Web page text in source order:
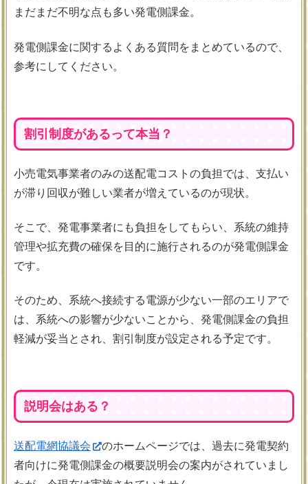
まだまだ不明な点も多い発電側課金。
発電側課金に関するよくある質問をまとめているので、
参考にしてください。
割引制度があるって本当？
小売電気事業者のみの送配電コストの負担では、支払い
が滞り回収が難しい業者が増えているのが現状。
そこで、発電事業者にも負担をしてもらい、系統の維持
管理や拡充費の確保を目的に施行されるのが発電側課金
です。
そのため、系統へ接続する電源が少ない一部のエリアで
は、系統への影響が少ないことから、発電側課金の負担
軽減が妥当とされ、割引制度が設定される予定です。
説明会はある？
送配電網協議会
のホームページでは、過去に発電契約
者向けに発電側課金の概要説明会の案内がされていまし